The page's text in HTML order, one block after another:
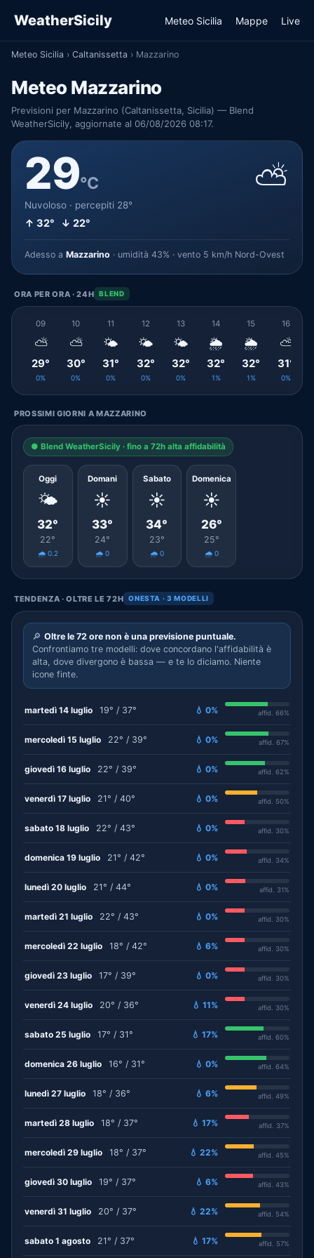
WeatherSicily Meteo Sicilia Mappe Live
Meteo Sicilia › Caltanissetta › Mazzarino
Meteo Mazzarino
Previsioni per Mazzarino (Caltanissetta, Sicilia) — Blend
WeatherSicily, aggiornate al 06/08/2026 08:17.
29°C
Nuvoloso · percepiti 28°
↑ 32° ↓ 22°
⛅
Adesso a Mazzarino · umidità 43% · vento 5 km/h Nord-Ovest
ORA PER ORA · 24H BLEND
09
⛅
29°
0%
10
⛅
30°
0%
11
🌤️
31°
0%
12
🌤️
32°
0%
13
🌤️
32°
0%
14
🌦️
32°
1%
15
🌦️
32°
1%
16
⛅
31°
0%
PROSSIMI GIORNI A MAZZARINO
● Blend WeatherSicily · fino a 72h alta affidabilità
Oggi
🌤️
32°
22°
🌧️ 0.2
Domani
☀️
33°
24°
🌧️ 0
Sabato
☀️
34°
23°
🌧️ 0
Domenica
☀️
26°
25°
🌧️ 0
TENDENZA · OLTRE LE 72H ONESTA · 3 MODELLI
🔎 Oltre le 72 ore non è una previsione puntuale.
Confrontiamo tre modelli: dove concordano l'affidabilità è
alta, dove divergono è bassa — e te lo diciamo. Niente
icone finte.
martedì 14 luglio 19° / 37° 💧 0% affid. 66%
mercoledì 15 luglio 22° / 39° 💧 0% affid. 67%
giovedì 16 luglio 22° / 39° 💧 0% affid. 62%
venerdì 17 luglio 21° / 40° 💧 0% affid. 50%
sabato 18 luglio 22° / 43° 💧 0% affid. 30%
domenica 19 luglio 21° / 42° 💧 0% affid. 34%
lunedì 20 luglio 21° / 44° 💧 0% affid. 31%
martedì 21 luglio 22° / 43° 💧 0% affid. 30%
mercoledì 22 luglio 18° / 42° 💧 6% affid. 30%
giovedì 23 luglio 17° / 39° 💧 0% affid. 30%
venerdì 24 luglio 20° / 36° 💧 11% affid. 30%
sabato 25 luglio 17° / 31° 💧 17% affid. 60%
domenica 26 luglio 16° / 31° 💧 0% affid. 64%
lunedì 27 luglio 18° / 36° 💧 6% affid. 49%
martedì 28 luglio 18° / 37° 💧 17% affid. 37%
mercoledì 29 luglio 18° / 37° 💧 22% affid. 45%
giovedì 30 luglio 19° / 37° 💧 6% affid. 43%
venerdì 31 luglio 20° / 37° 💧 22% affid. 54%
sabato 1 agosto 21° / 37° 💧 17% affid. 57%